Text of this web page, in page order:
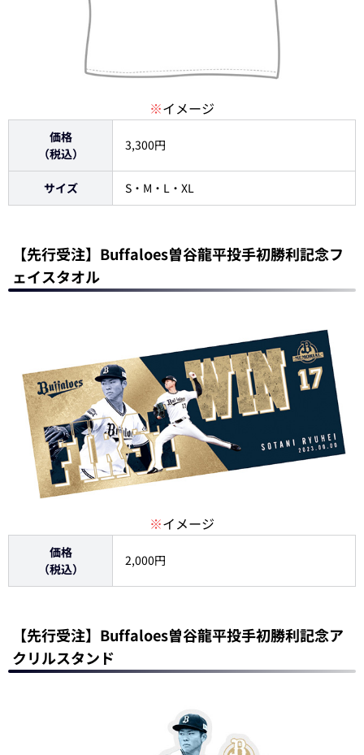
※イメージ
価格
（税込）
3,300円
サイズ S・M・L・XL
【先行受注】Buffaloes曽谷龍平投手初勝利記念フ
ェイスタオル
※イメージ
価格
（税込）
2,000円
【先行受注】Buffaloes曽谷龍平投手初勝利記念ア
クリルスタンド